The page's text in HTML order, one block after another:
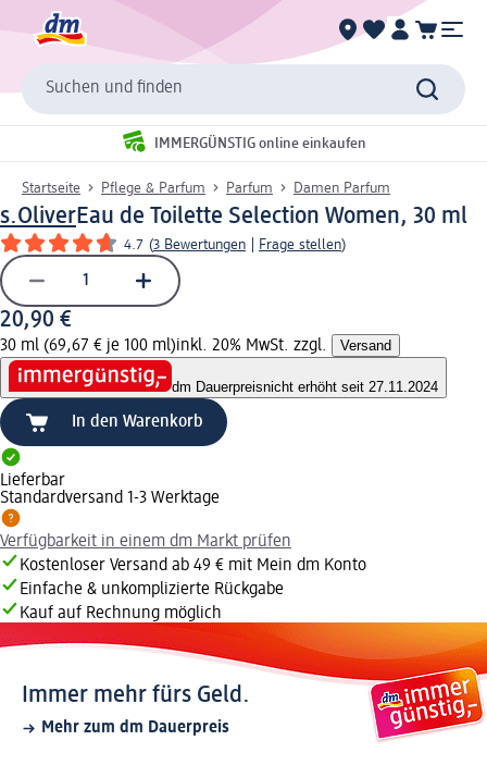
Suchen und finden
IMMERGÜNSTIG online einkaufen
Startseite Pflege & Parfum Parfum Damen Parfum
s.OliverEau de Toilette Selection Women, 30 ml
4.7 (3 Bewertungen Frage stellen)
20,90 €
30 ml (69,67 € je 100 ml)inkl. 20% MwSt. zzgl. Versand
dm Dauerpreisnicht erhöht seit 27.11.2024
In den Warenkorb
Lieferbar
Standardversand 1-3 Werktage
Verfügbarkeit in einem dm Markt prüfen
Kostenloser Versand ab 49 € mit Mein dm Konto
Einfache & unkomplizierte Rückgabe
Kauf auf Rechnung möglich
Immer mehr fürs Geld.
Mehr zum dm Dauerpreis